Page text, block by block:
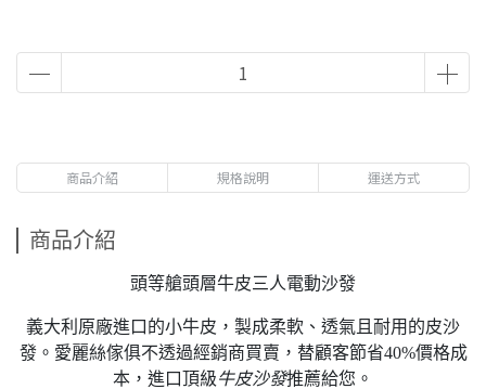
商品介紹 規格說明 運送方式
商品介紹
頭等艙頭層牛皮三人電動沙發
義大利原廠進口的小牛皮，製成柔軟、透氣且耐用的皮沙
發。愛麗絲傢俱不透過經銷商買賣，替顧客節省40%價格成
本，進口頂級牛皮沙發推薦給您。